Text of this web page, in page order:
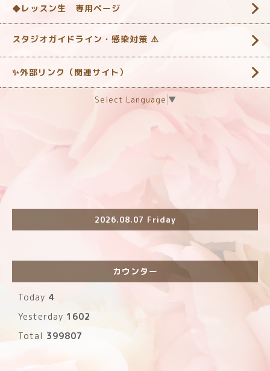
◆レッスン生 専用ページ
スタジオガイドライン・感染対策 ‎⚠️
✨外部リンク（関連サイト）
Select Language ▼
2026.08.07 Friday
カウンター
Today 4
Yesterday 1602
Total 399807